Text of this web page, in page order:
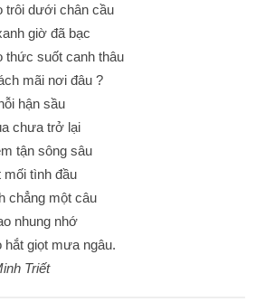
trôi dưới chân cầu
giờ đã bạc
thức suốt canh thâu
mãi nơi đâu ?
hận sầu
chưa trở lại
tận sông sâu
mối tình đầu
chẳng một câu
nhung nhớ
hắt giọt mưa ngâu.
Triết